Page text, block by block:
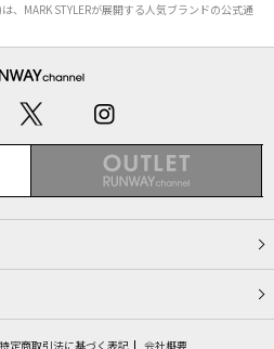
、MARK STYLERが展開する人気ブランドの公式通
特定商取引法に基づく表記 会社概要